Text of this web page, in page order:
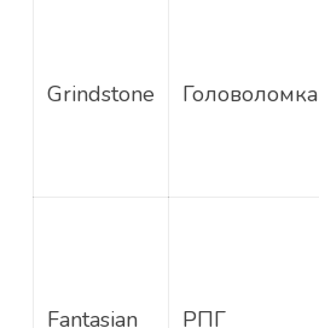
Grindstone Головоломка
Fantasian РПГ